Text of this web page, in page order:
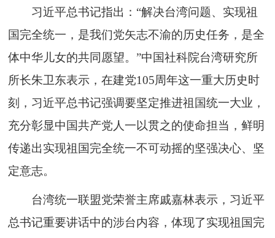
习近平总书记指出：“解决台湾问题、实现祖
国完全统一，是我们党矢志不渝的历史任务，是全
体中华儿女的共同愿望。”中国社科院台湾研究所
所长朱卫东表示，在建党105周年这一重大历史时
刻，习近平总书记强调要坚定推进祖国统一大业，
充分彰显中国共产党人一以贯之的使命担当，鲜明
传递出实现祖国完全统一不可动摇的坚强决心、坚
定意志。
台湾统一联盟党荣誉主席戚嘉林表示，习近平
总书记重要讲话中的涉台内容，体现了实现祖国完